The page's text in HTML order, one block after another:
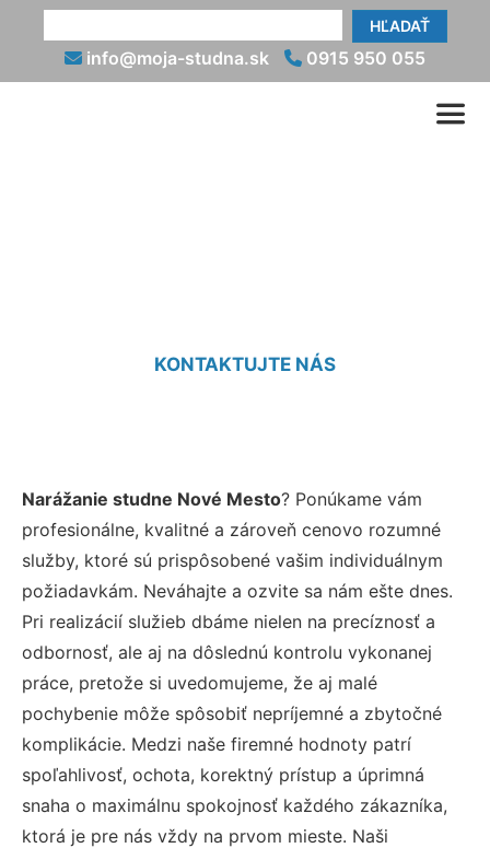
HĽADAŤ
info@moja-studna.sk 0915 950 055
KONTAKTUJTE NÁS
Narážanie studne Nové Mesto? Ponúkame vám
profesionálne, kvalitné a zároveň cenovo rozumné
služby, ktoré sú prispôsobené vašim individuálnym
požiadavkám. Neváhajte a ozvite sa nám ešte dnes.
Pri realizácií služieb dbáme nielen na precíznosť a
odbornosť, ale aj na dôslednú kontrolu vykonanej
práce, pretože si uvedomujeme, že aj malé
pochybenie môže spôsobiť nepríjemné a zbytočné
komplikácie. Medzi naše firemné hodnoty patrí
spoľahlivosť, ochota, korektný prístup a úprimná
snaha o maximálnu spokojnosť každého zákazníka,
ktorá je pre nás vždy na prvom mieste. Naši